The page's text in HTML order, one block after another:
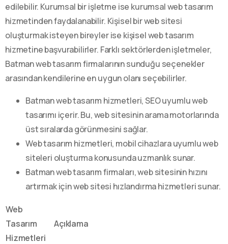
edilebilir. Kurumsal bir işletme ise kurumsal web tasarım
hizmetinden faydalanabilir. Kişisel bir web sitesi
oluşturmak isteyen bireyler ise kişisel web tasarım
hizmetine başvurabilirler. Farklı sektörlerden işletmeler,
Batman web tasarım firmalarının sunduğu seçenekler
arasından kendilerine en uygun olanı seçebilirler.
Batman web tasarım hizmetleri, SEO uyumlu web
tasarımı içerir. Bu, web sitesinin arama motorlarında
üst sıralarda görünmesini sağlar.
Web tasarım hizmetleri, mobil cihazlara uyumlu web
siteleri oluşturma konusunda uzmanlık sunar.
Batman web tasarım firmaları, web sitesinin hızını
artırmak için web sitesi hızlandırma hizmetleri sunar.
Web
Tasarım
Hizmetleri
Açıklama